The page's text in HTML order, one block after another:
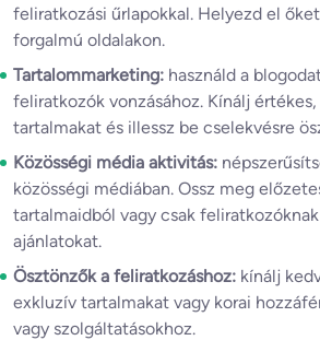
feliratkozási űrlapokkal. Helyezd el
forgalmú oldalakon.
Tartalommarketing: használd a
feliratkozók vonzásához. Kínálj
tartalmakat és illessz be cselekvésre
Közösségi média aktivitás:
közösségi médiában. Ossz meg
tartalmaidból vagy csak
ajánlatokat.
Ösztönzők a feliratkozáshoz: kínálj
exkluzív tartalmakat vagy korai
vagy szolgáltatásokhoz.